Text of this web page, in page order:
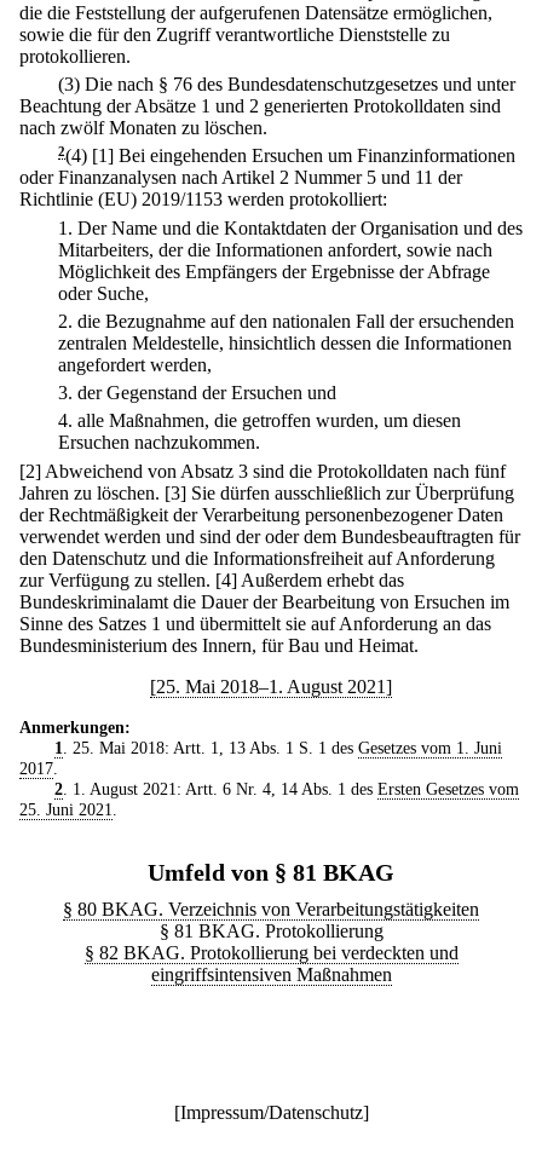
die die Feststellung der aufgerufenen Datensätze ermöglichen,
sowie die für den Zugriff verantwortliche Dienststelle zu
protokollieren.
(3) Die nach § 76 des Bundesdatenschutzgesetzes und unter
Beachtung der Absätze 1 und 2 generierten Protokolldaten sind
nach zwölf Monaten zu löschen.
2(4) [1] Bei eingehenden Ersuchen um Finanzinformationen
oder Finanzanalysen nach Artikel 2 Nummer 5 und 11 der
Richtlinie (EU) 2019/1153 werden protokolliert:
1. Der Name und die Kontaktdaten der Organisation und des
Mitarbeiters, der die Informationen anfordert, sowie nach
Möglichkeit des Empfängers der Ergebnisse der Abfrage
oder Suche,
2. die Bezugnahme auf den nationalen Fall der ersuchenden
zentralen Meldestelle, hinsichtlich dessen die Informationen
angefordert werden,
3. der Gegenstand der Ersuchen und
4. alle Maßnahmen, die getroffen wurden, um diesen
Ersuchen nachzukommen.
[2] Abweichend von Absatz 3 sind die Protokolldaten nach fünf
Jahren zu löschen. [3] Sie dürfen ausschließlich zur Überprüfung
der Rechtmäßigkeit der Verarbeitung personenbezogener Daten
verwendet werden und sind der oder dem Bundesbeauftragten für
den Datenschutz und die Informationsfreiheit auf Anforderung
zur Verfügung zu stellen. [4] Außerdem erhebt das
Bundeskriminalamt die Dauer der Bearbeitung von Ersuchen im
Sinne des Satzes 1 und übermittelt sie auf Anforderung an das
Bundesministerium des Innern, für Bau und Heimat.
[25. Mai 2018–1. August 2021]
Anmerkungen:
1
. 25. Mai 2018: Artt. 1, 13 Abs. 1 S. 1 des Gesetzes vom 1. Juni
2017
2. 1. August 2021: Artt. 6 Nr. 4, 14 Abs. 1 des Ersten Gesetzes vom
25. Juni 2021
Umfeld von § 81 BKAG
§ 80 BKAG. Verzeichnis von Verarbeitungstätigkeiten
§ 81 BKAG. Protokollierung
§ 82 BKAG. Protokollierung bei verdeckten und
eingriffsintensiven Maßnahmen
[Impressum/Datenschutz]